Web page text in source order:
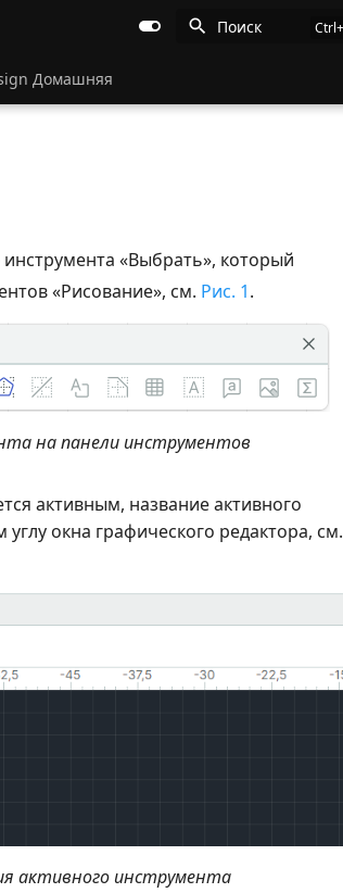
Поиск
Домашняя
«Выбрать», который
«Рисование», см. Рис. 1.
на панели инструментов
активным, название активного
окна графического редактора, см.
активного инструмента